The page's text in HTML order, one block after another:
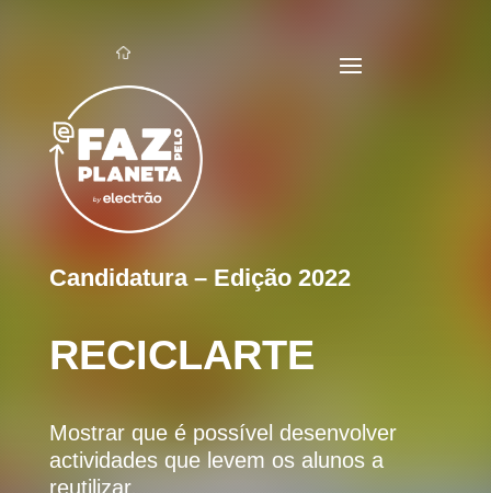
Candidatura – Edição 2022
RECICLARTE
Mostrar que é possível desenvolver
actividades que levem os alunos a
reutilizar.